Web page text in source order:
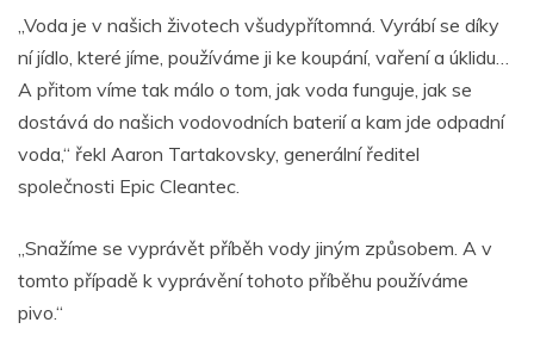
„Voda je v našich životech všudypřítomná. Vyrábí se díky
ní jídlo, které jíme, používáme ji ke koupání, vaření a úklidu…
A přitom víme tak málo o tom, jak voda funguje, jak se
dostává do našich vodovodních baterií a kam jde odpadní
voda,“ řekl Aaron Tartakovsky, generální ředitel
společnosti Epic Cleantec.
„Snažíme se vyprávět příběh vody jiným způsobem. A v
tomto případě k vyprávění tohoto příběhu používáme
pivo.“